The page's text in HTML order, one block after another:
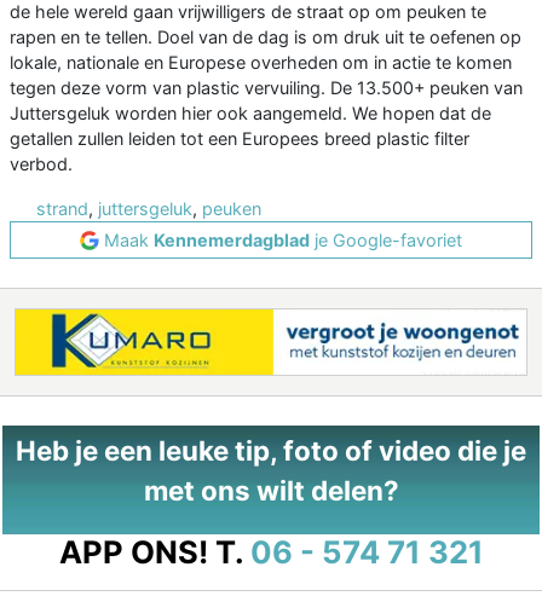
de hele wereld gaan vrijwilligers de straat op om peuken te
rapen en te tellen. Doel van de dag is om druk uit te oefenen op
lokale, nationale en Europese overheden om in actie te komen
tegen deze vorm van plastic vervuiling. De 13.500+ peuken van
Juttersgeluk worden hier ook aangemeld. We hopen dat de
getallen zullen leiden tot een Europees breed plastic filter
verbod.
strand, juttersgeluk, peuken
Maak Kennemerdagblad je Google-favoriet
Heb je een leuke tip, foto of video die je
met ons wilt delen?
APP ONS! T. 06 - 574 71 321